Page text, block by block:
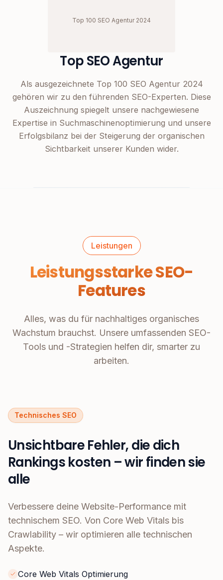
Top 100 SEO Agentur 2024
Top SEO Agentur
Als ausgezeichnete Top 100 SEO Agentur 2024
gehören wir zu den führenden SEO-Experten. Diese
Auszeichnung spiegelt unsere nachgewiesene
Expertise in Suchmaschinenoptimierung und unsere
Erfolgsbilanz bei der Steigerung der organischen
Sichtbarkeit unserer Kunden wider.
Leistungen
Leistungsstarke SEO-
Features
Alles, was du für nachhaltiges organisches
Wachstum brauchst. Unsere umfassenden SEO-
Tools und -Strategien helfen dir, smarter zu
arbeiten.
Technisches SEO
Unsichtbare Fehler, die dich
Rankings kosten – wir finden sie
alle
Verbessere deine Website-Performance mit
technischem SEO. Von Core Web Vitals bis
Crawlability – wir optimieren alle technischen
Aspekte.
Core Web Vitals Optimierung